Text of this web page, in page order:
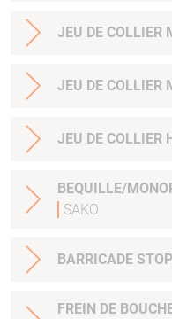
BEQUILLE/
SAKO
BARRICADE
FREIN DE